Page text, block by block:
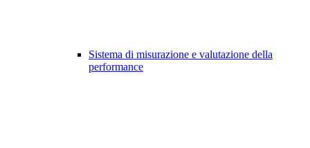
Sistema di misurazione e valutazione della
performance